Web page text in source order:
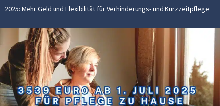
2025: Mehr Geld und Flexibilität für Verhinderungs- und Kurzzeitpflege